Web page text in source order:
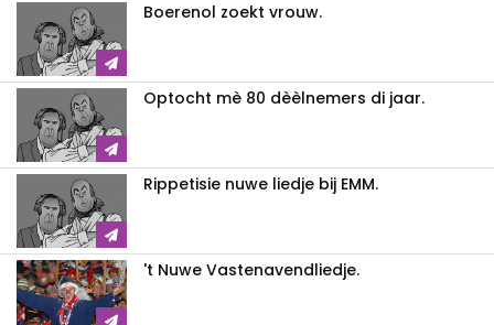
Boerenol zoekt vrouw.
Optocht mè 80 dèèlnemers di jaar.
Rippetisie nuwe liedje bij EMM.
't Nuwe Vastenavendliedje.